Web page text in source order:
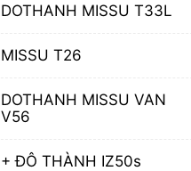
DOTHANH MISSU T33L
MISSU T26
DOTHANH MISSU VAN
V56
+ ĐÔ THÀNH IZ50s